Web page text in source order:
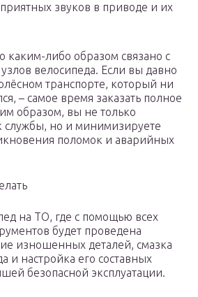
звуков в приводе и их
каким-либо образом связано с
велосипеда. Если вы давно
транспорте, который ни
– самое время заказать полное
образом, вы не только
службы, но и минимизируете
поломок и аварийных
на ТО, где с помощью всех
будет проведена
изношенных деталей, смазка
и настройка его составных
безопасной эксплуатации.